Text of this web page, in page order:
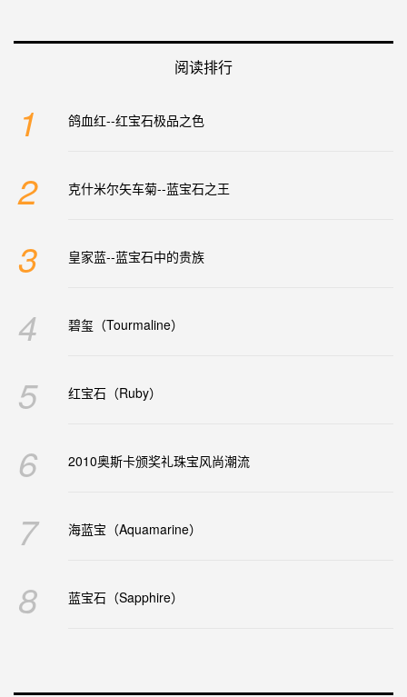
阅读排行
1 鸽血红--红宝石极品之色
2 克什米尔矢车菊--蓝宝石之王
3 皇家蓝--蓝宝石中的贵族
4 碧玺（Tourmaline）
5 红宝石（Ruby）
6 2010奥斯卡颁奖礼珠宝风尚潮流
7 海蓝宝（Aquamarine）
8 蓝宝石（Sapphire）